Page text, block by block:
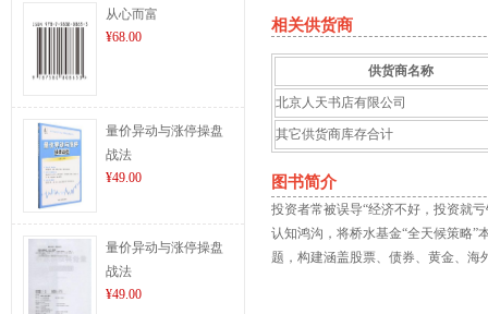
从心而富
¥68.00
量价异动与涨停操盘
战法
¥49.00
量价异动与涨停操盘
战法
¥49.00
相关供货商
供货商名称
北京人天书店有限公司
其它供货商库存合计
图书简介
投资者常被误导“经济不好，投资就
认知鸿沟，将桥水基金“全天候策略
题，构建涵盖股票、债券、黄金、